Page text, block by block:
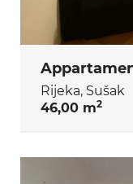
Rijeka, Sušak
46,00 m2